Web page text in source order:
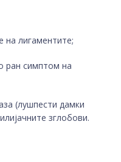
на лигаментите;
ран симптом на
(лушпести дамки
зглобови.